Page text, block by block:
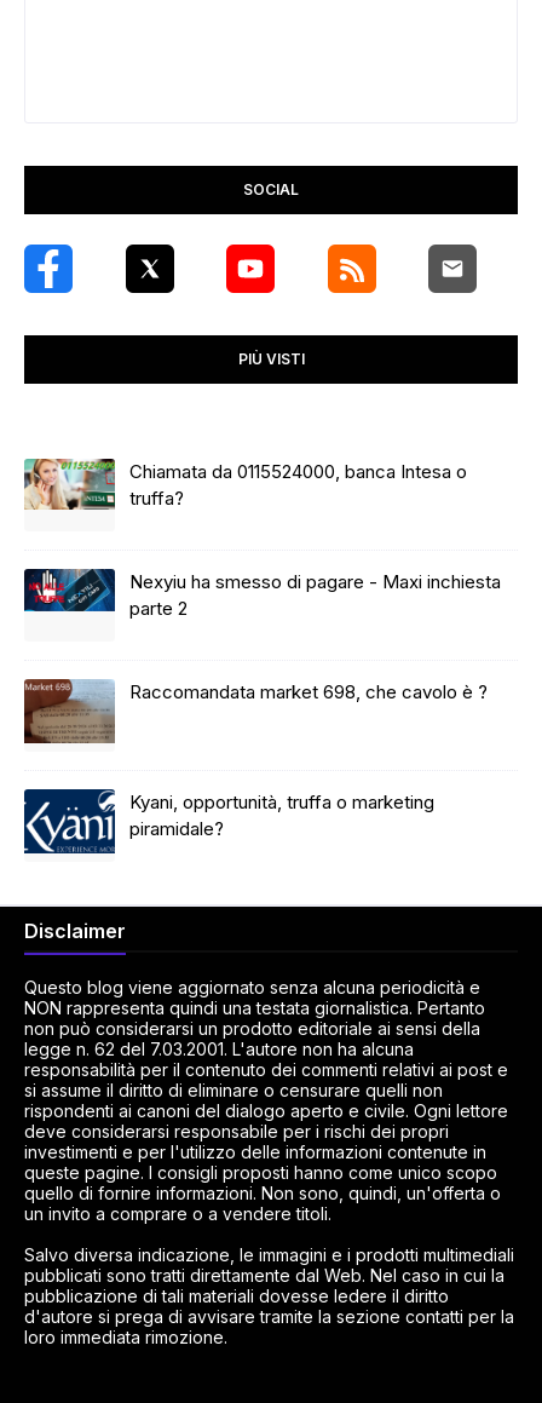
SOCIAL
PIÙ VISTI
Chiamata da 0115524000, banca Intesa o
truffa?
Nexyiu ha smesso di pagare - Maxi inchiesta
parte 2
Raccomandata market 698, che cavolo è ?
Kyani, opportunità, truffa o marketing
piramidale?
Disclaimer
Questo blog viene aggiornato senza alcuna periodicità e
NON rappresenta quindi una testata giornalistica. Pertanto
non può considerarsi un prodotto editoriale ai sensi della
legge n. 62 del 7.03.2001. L'autore non ha alcuna
responsabilità per il contenuto dei commenti relativi ai post e
si assume il diritto di eliminare o censurare quelli non
rispondenti ai canoni del dialogo aperto e civile. Ogni lettore
deve considerarsi responsabile per i rischi dei propri
investimenti e per l'utilizzo delle informazioni contenute in
queste pagine. I consigli proposti hanno come unico scopo
quello di fornire informazioni. Non sono, quindi, un'offerta o
un invito a comprare o a vendere titoli.
Salvo diversa indicazione, le immagini e i prodotti multimediali
pubblicati sono tratti direttamente dal Web. Nel caso in cui la
pubblicazione di tali materiali dovesse ledere il diritto
d'autore si prega di avvisare tramite la sezione contatti per la
loro immediata rimozione.